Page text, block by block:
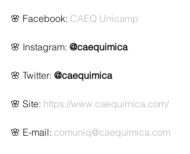
🌸 Facebook: CAEQ Unicamp
🌸 Instagram: @caequimica
🌸 Twitter: @caequimica
🌸 Site: https://www.caequimica.com/
🌸 E-mail: comuniq@caequimica.com